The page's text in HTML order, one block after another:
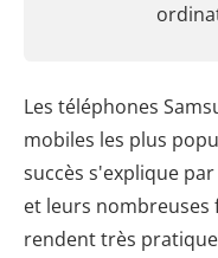
Les téléphones
mobiles les plus
succès s'explique
et leurs nombreuses
rendent très